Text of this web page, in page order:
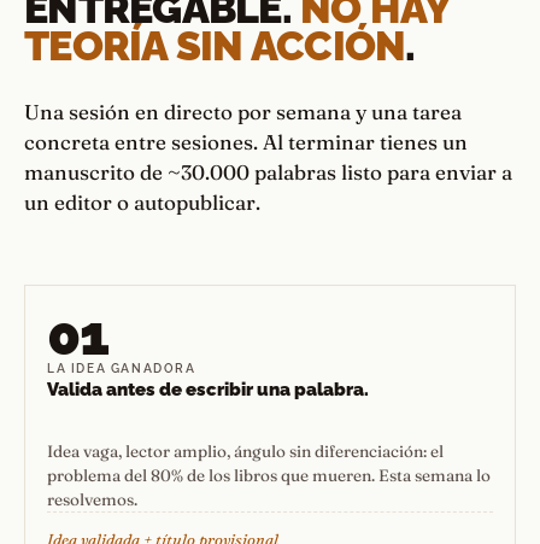
TEORÍA SIN ACCIÓN.
Una sesión en directo por semana y una tarea
concreta entre sesiones. Al terminar tienes un
manuscrito de ~30.000 palabras listo para enviar a
un editor o autopublicar.
01
LA IDEA GANADORA
Valida antes de escribir una palabra.
Idea vaga, lector amplio, ángulo sin diferenciación: el
problema del 80% de los libros que mueren. Esta semana lo
resolvemos.
Idea validada + título provisional